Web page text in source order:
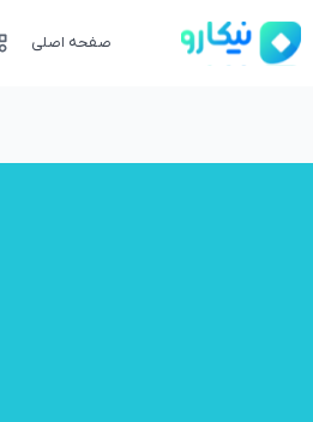
صفحه اصلی